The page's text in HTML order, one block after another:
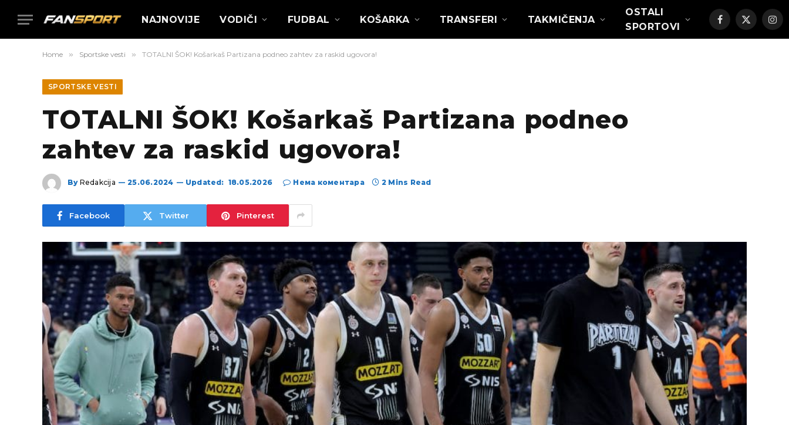
NAJNOVIJE VODIČI FUDBAL KOŠARKA TRANSFERI TAKMIČENJA
OSTALI
SPORTOVI
Facebook
X
(Twitter)
Home » Sportske vesti » TOTALNI ŠOK! Košarkaš Partizana podneo zahtev za raskid ugovora!
SPORTSKE VESTI
TOTALNI ŠOK! Košarkaš Partizana podneo
zahtev za raskid ugovora!
By Redakcija 25.06.2024 Updated: 18.05.2026 Нема коментара 2 Mins Read
Facebook Twitter Pinterest